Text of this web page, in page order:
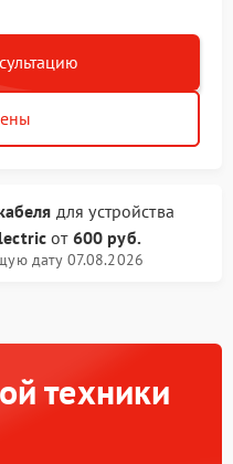
для устройства
от 600 руб.
дату 07.08.2026
техники